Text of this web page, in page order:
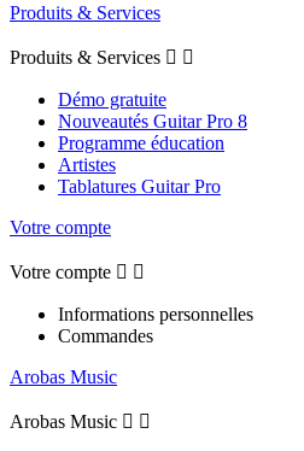
Produits & Services
Produits & Services  
Démo gratuite
Nouveautés Guitar Pro 8
Programme éducation
Artistes
Tablatures Guitar Pro
Votre compte
Votre compte  
Informations personnelles
Commandes
Arobas Music
Arobas Music  